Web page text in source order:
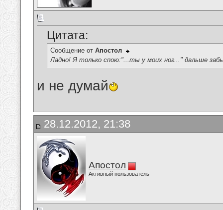
Цитата:
Сообщение от Апостол
Ладно! Я только спою:"...ты у моих ног..." дальше
и не думай
28.12.2012, 21:38
Апостол
Активный пользователь